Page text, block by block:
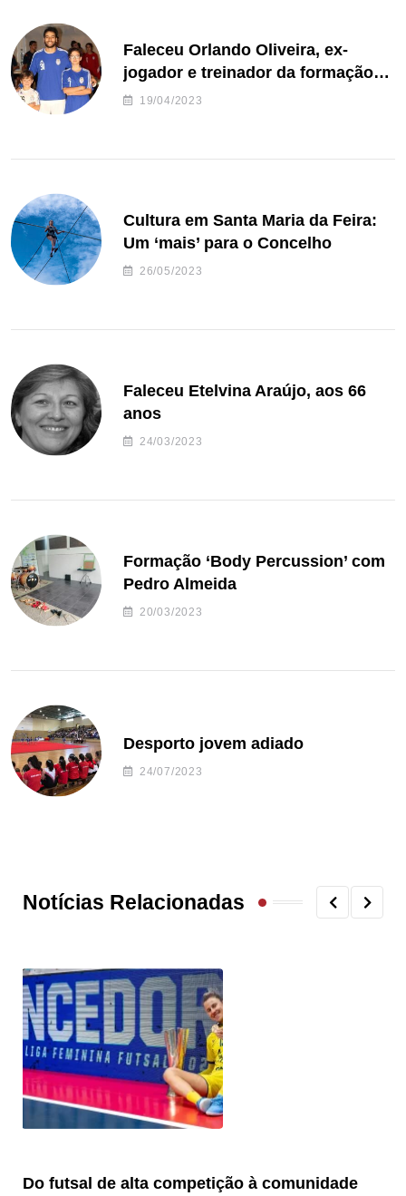
Faleceu Orlando Oliveira, ex-
jogador e treinador da formação
de andebol do Feirense
19/04/2023
Cultura em Santa Maria da Feira:
Um ‘mais’ para o Concelho
26/05/2023
Faleceu Etelvina Araújo, aos 66
anos
24/03/2023
Formação ‘Body Percussion’ com
Pedro Almeida
20/03/2023
Desporto jovem adiado
24/07/2023
Notícias Relacionadas
Do futsal de alta competição à comunidade